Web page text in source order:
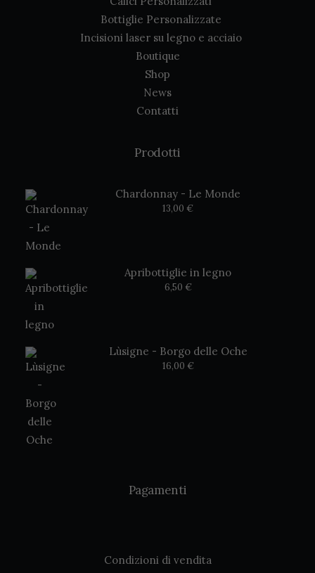
Bottiglie Personalizzate
Incisioni laser su legno e acciaio
Boutique
Shop
News
Contatti
Prodotti
Chardonnay - Le Monde
13,00 €
Apribottiglie in legno
6,50 €
Lùsigne - Borgo delle Oche
16,00 €
Pagamenti
Condizioni di vendita